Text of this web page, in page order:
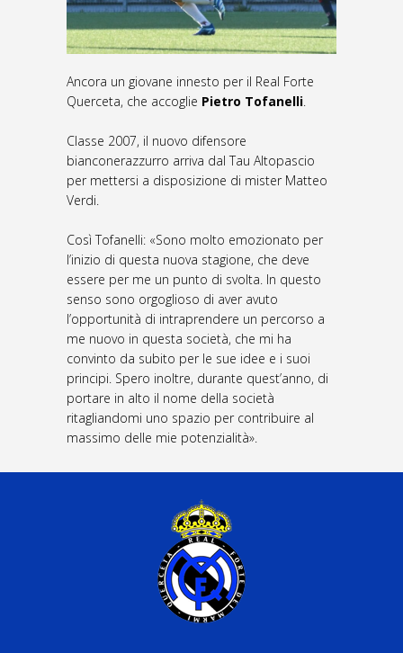
Ancora un giovane innesto per il Real Forte
Querceta, che accoglie Pietro Tofanelli.
Classe 2007, il nuovo difensore
bianconerazzurro arriva dal Tau Altopascio
per mettersi a disposizione di mister Matteo
Verdi.
Così Tofanelli: «Sono molto emozionato per
l’inizio di questa nuova stagione, che deve
essere per me un punto di svolta. In questo
senso sono orgoglioso di aver avuto
l’opportunità di intraprendere un percorso a
me nuovo in questa società, che mi ha
convinto da subito per le sue idee e i suoi
principi. Spero inoltre, durante quest’anno, di
portare in alto il nome della società
ritagliandomi uno spazio per contribuire al
massimo delle mie potenzialità».